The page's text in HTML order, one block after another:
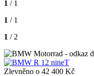
1 / 1
1 / 1
1 / 2
Zlevněno o 42 400 Kč